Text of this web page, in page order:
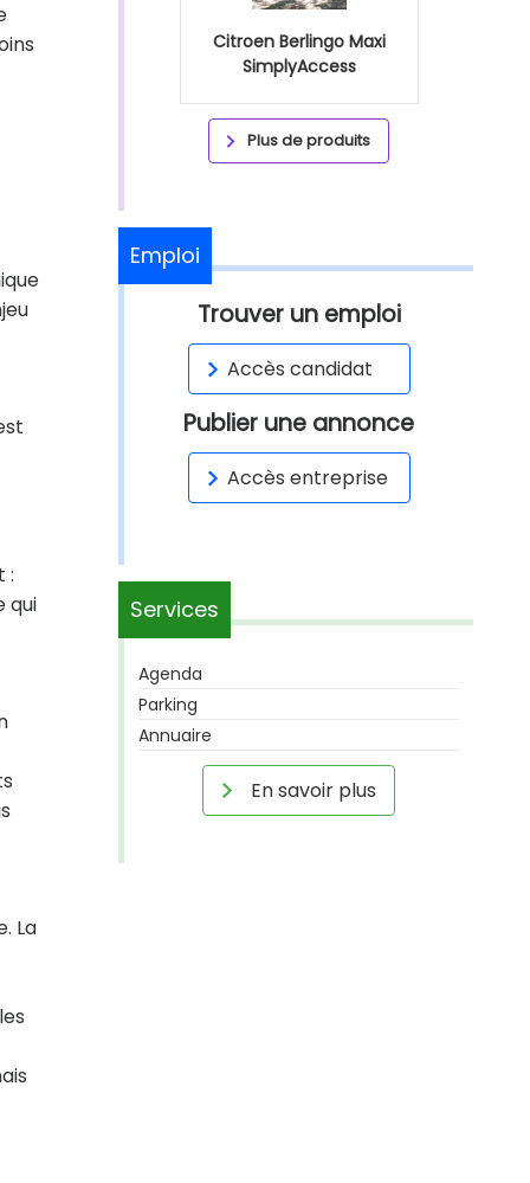
:
qui
La
Citroen Berlingo Maxi
SimplyAccess
Plus de produits
Emploi
Trouver un emploi
Accès candidat
Publier une annonce
Accès entreprise
Services
Agenda
Parking
Annuaire
En savoir plus